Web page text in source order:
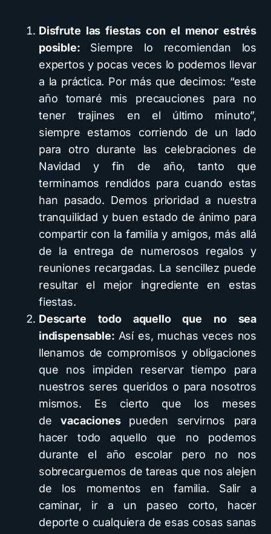
Disfrute las fiestas con el menor estrés
posible: Siempre lo recomiendan los
expertos y pocas veces lo podemos llevar
a la práctica. Por más que decimos: “este
año tomaré mis precauciones para no
tener trajines en el último minuto”,
siempre estamos corriendo de un lado
para otro durante las celebraciones de
Navidad y fin de año, tanto que
terminamos rendidos para cuando estas
han pasado. Demos prioridad a nuestra
tranquilidad y buen estado de ánimo para
compartir con la familia y amigos, más allá
de la entrega de numerosos regalos y
reuniones recargadas. La sencillez puede
resultar el mejor ingrediente en estas
fiestas.
Descarte todo aquello que no sea
indispensable: Así es, muchas veces nos
llenamos de compromisos y obligaciones
que nos impiden reservar tiempo para
nuestros seres queridos o para nosotros
mismos. Es cierto que los meses
devacaciones pueden servirnos para
hacer todo aquello que no podemos
durante el año escolar pero no nos
sobrecarguemos de tareas que nos alejen
de los momentos en familia. Salir a
caminar, ir a un paseo corto, hacer
deporte o cualquiera de esas cosas sanas